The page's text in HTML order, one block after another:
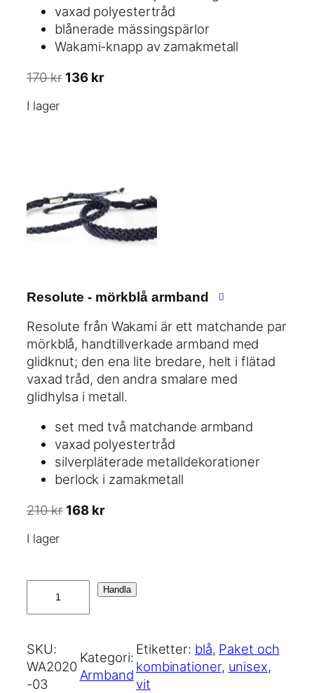
:
3
8
k
r
vaxad polyestertråd
blånerade mässingspärlor
Wakami-knapp av zamakmetall
170kr D
r
u
n
g
a
p
r
i
s
t
v
a
r
1
k
.
136 krD
r
a
n
r
i
s
e
t
ä
1
3
6
k
I lager
Resolute - mörkblå armband
Resolute från Wakami är ett matchande par
mörkblå, handtillverkade armband med
glidknut; den ena lite bredare, helt i flätad
vaxad tråd, den andra smalare med
glidhylsa i metall.
set med två matchande armband
vaxad polyestertråd
silverpläterade metalldekorationer
berlock i zamakmetall
210kr D
r
p
n
168 krD
u
v
n
d
I lager
o
l
u
Handla
SKU:
WA2020
-03
Kategori:
Armband
Etiketter: blå, Paket och
kombinationer, unisex
vit